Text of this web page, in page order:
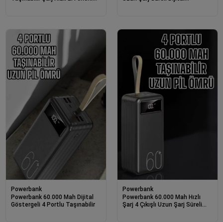
Powerbank
Powerbank 60.000 Mah Dijital
Göstergeli 4 Portlu Taşınabilir
Powerbank
Powerbank 60.000 Mah Hızlı
Şarj 4 Çıkışlı Uzun Şarj Süreli